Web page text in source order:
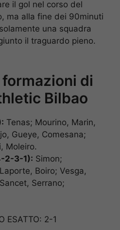
il gol nel corso del
ma alla fine dei 90minuti
una squadra
il traguardo pieno.
di
Bilbao
Tenas; Mourino, Marin,
Gueye, Comesana;
Moleiro.
2-3-1): Simon;
Boiro; Vesga,
Serrano;
ESATTO: 2-1